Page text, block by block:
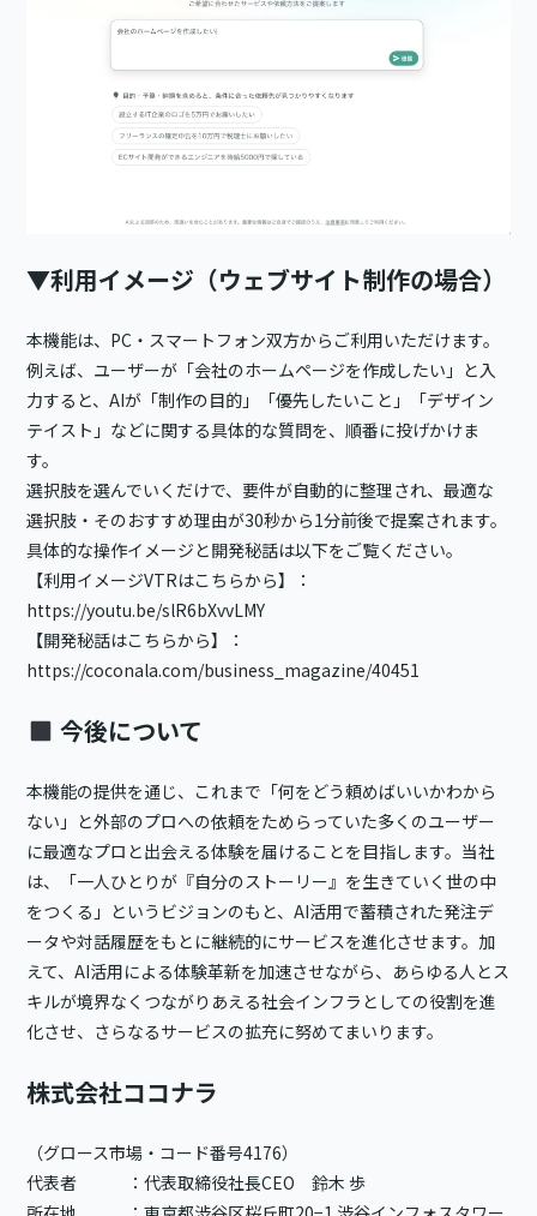
▼利用イメージ（ウェブサイト制作の場合）
本機能は、PC・スマートフォン双方からご利用いただけます。
例えば、ユーザーが「会社のホームページを作成したい」と入
力すると、AIが「制作の目的」「優先したいこと」「デザイン
テイスト」などに関する具体的な質問を、順番に投げかけま
す。
選択肢を選んでいくだけで、要件が自動的に整理され、最適な
選択肢・そのおすすめ理由が30秒から1分前後で提案されます。
具体的な操作イメージと開発秘話は以下をご覧ください。
【利用イメージVTRはこちらから】：
https://youtu.be/slR6bXvvLMY
【開発秘話はこちらから】：
https://coconala.com/business_magazine/40451
今後について
本機能の提供を通じ、これまで「何をどう頼めばいいかわから
ない」と外部のプロへの依頼をためらっていた多くのユーザー
に最適なプロと出会える体験を届けることを目指します。当社
は、「一人ひとりが『自分のストーリー』を生きていく世の中
をつくる」というビジョンのもと、AI活用で蓄積された発注デ
ータや対話履歴をもとに継続的にサービスを進化させます。加
えて、AI活用による体験革新を加速させながら、あらゆる人とス
キルが境界なくつながりあえる社会インフラとしての役割を進
化させ、さらなるサービスの拡充に努めてまいります。
株式会社ココナラ
（グロース市場・コード番号4176）
代表者 ：代表取締役社長CEO 鈴木 歩